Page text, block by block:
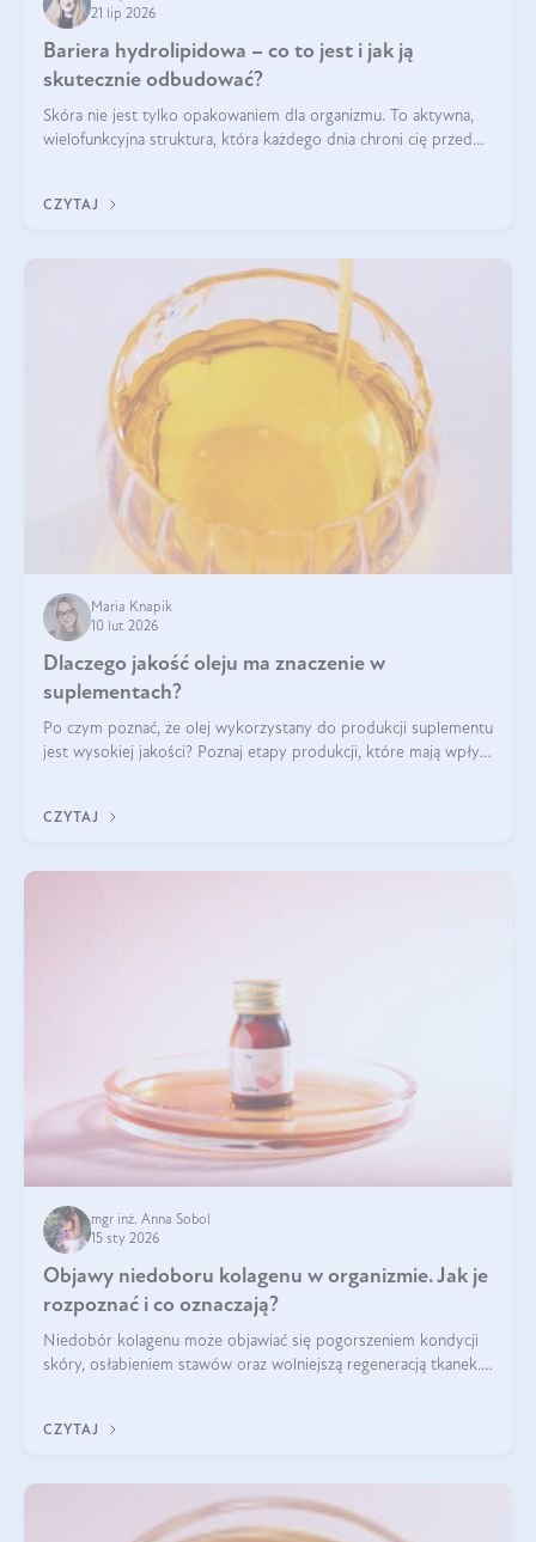
21 lip 2026
Bariera hydrolipidowa – co to jest i jak ją
skutecznie odbudować?
Skóra nie jest tylko opakowaniem dla organizmu. To aktywna,
wielofunkcyjna struktura, która każdego dnia chroni cię przed
bariera hydrolipidowa.
CZYTAJ
Maria Knapik
10 lut 2026
Dlaczego jakość oleju ma znaczenie w
suplementach?
Po czym poznać, że olej wykorzystany do produkcji suplementu
jest wysokiej jakości? Poznaj etapy produkcji, które mają wpływ
CZYTAJ
mgr inż. Anna Sobol
15 sty 2026
Objawy niedoboru kolagenu w organizmie. Jak je
rozpoznać i co oznaczają?
Niedobór kolagenu może objawiać się pogorszeniem kondycji
skóry, osłabieniem stawów oraz wolniejszą regeneracją tkanek.
osłabienie włosów.
CZYTAJ